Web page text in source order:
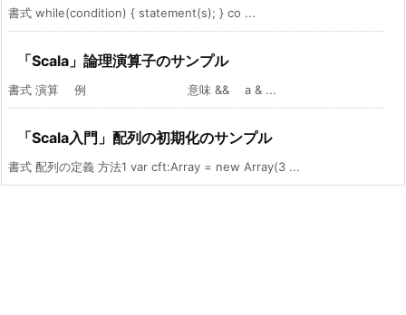
書式 while(condition) { statement(s); } co ...
「Scala」論理演算子のサンプル
書式 演算 例 意味 && a & ...
「Scala入門」配列の初期化のサンプル
書式 配列の定義 方法1 var cft:Array = new Array(3 ...